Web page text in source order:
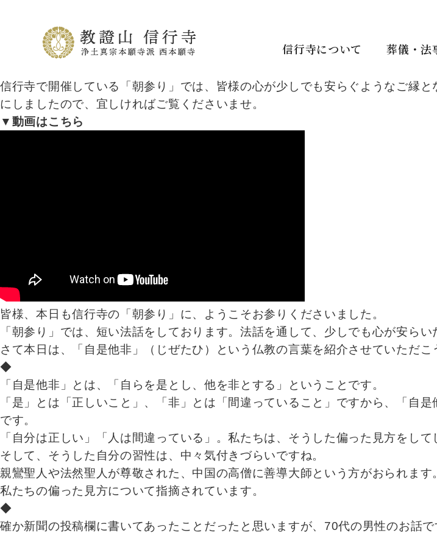
信行寺について 葬儀・法
信行寺で開催している「朝参り」では、皆様の心が少しでも安らぐようなご縁
にしましたので、宜しければご覧くださいませ。
▼動画はこちら
皆様、本日も信行寺の「朝参り」に、ようこそお参りくださいました。
「朝参り」では、短い法話をしております。法話を通して、少しでも心が安ら
さて本日は、「自是他非」（じぜたひ）という仏教の言葉を紹介させていただこ
◆
「自是他非」とは、「自らを是とし、他を非とする」ということです。
「是」とは「正しいこと」、「非」とは「間違っていること」ですから、「自
です。
「自分は正しい」「人は間違っている」。私たちは、そうした偏った見方をし
そして、そうした自分の習性は、中々気付きづらいですね。
親鸞聖人や法然聖人が尊敬された、中国の高僧に善導大師という方がおられま
私たちの偏った見方について指摘されています。
◆
確か新聞の投稿欄に書いてあったことだったと思いますが、70代の男性のお話